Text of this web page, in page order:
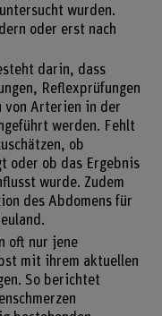
wurden.
oder erst nach
darin, dass
Reflexprüfungen
von Arterien in der
werden. Fehlt
ob
oder ob das Ergebnis
wurde. Zudem
des Abdomens für
oft nur jene
mit ihrem aktuellen
So berichtet